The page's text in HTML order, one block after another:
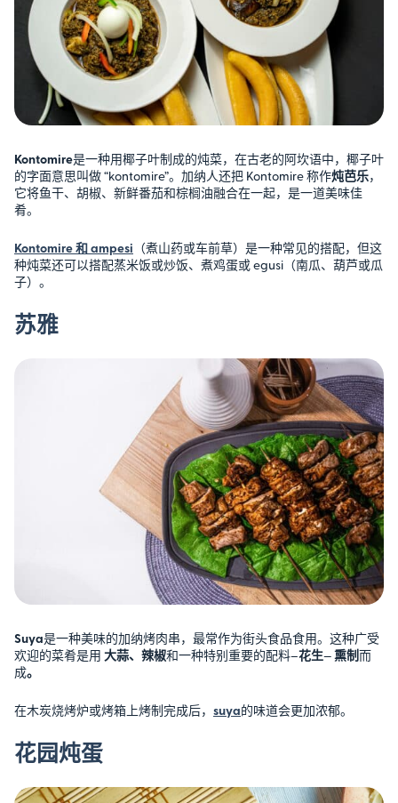
Kontomire是一种用椰子叶制成的炖菜，在古老的阿坎语中，椰子叶
的字面意思叫做 “kontomire”。加纳人还把 Kontomire 称作炖芭乐，
它将鱼干、胡椒、新鲜番茄和棕榈油融合在一起，是一道美味佳
肴。
Kontomire 和 ampesi （煮山药或车前草）是一种常见的搭配，但这
种炖菜还可以搭配蒸米饭或炒饭、煮鸡蛋或 egusi（南瓜、葫芦或瓜
子）。
苏雅
Suya是一种美味的加纳烤肉串，最常作为街头食品食用。这种广受
欢迎的菜肴是用 大蒜、辣椒和一种特别重要的配料–花生—熏制而
成。
在木炭烧烤炉或烤箱上烤制完成后， suya的味道会更加浓郁。
花园炖蛋